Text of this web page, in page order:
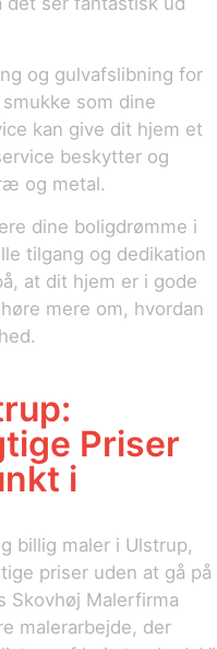
og gulvafslibning for
som dine
kan give dit hjem et
beskytter og
og metal.
dine boligdrømme i
tilgang og dedikation
at dit hjem er i gode
mere om, hvordan
Priser
i
billig maler i Ulstrup,
priser uden at gå på
Skovhøj Malerfirma
malerarbejde, der